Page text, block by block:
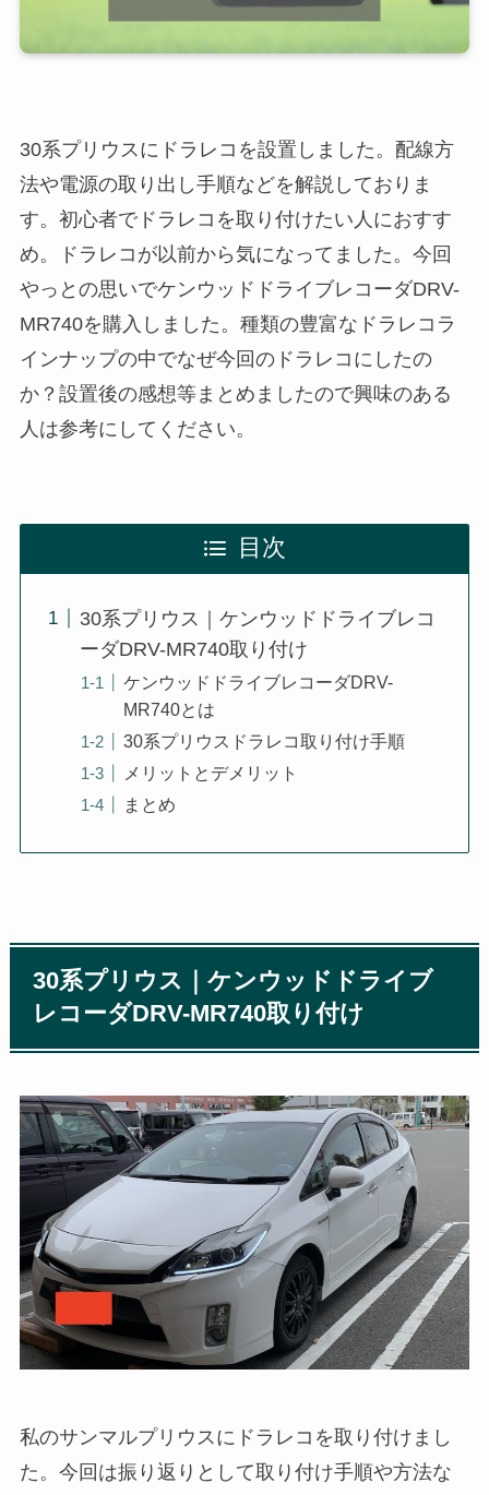
30系プリウスにドラレコを設置しました。配線方
法や電源の取り出し手順などを解説しておりま
す。初心者でドラレコを取り付けたい人におすす
め。ドラレコが以前から気になってました。今回
やっとの思いでケンウッドドライブレコーダDRV-
MR740を購入しました。種類の豊富なドラレコラ
インナップの中でなぜ今回のドラレコにしたの
か？設置後の感想等まとめましたので興味のある
人は参考にしてください。
目次
30系プリウス｜ケンウッドドライブレコ
ーダDRV-MR740取り付け
ケンウッドドライブレコーダDRV-
MR740とは
30系プリウスドラレコ取り付け手順
メリットとデメリット
まとめ
30系プリウス｜ケンウッドドライブ
レコーダDRV-MR740取り付け
私のサンマルプリウスにドラレコを取り付けまし
た。今回は振り返りとして取り付け手順や方法な